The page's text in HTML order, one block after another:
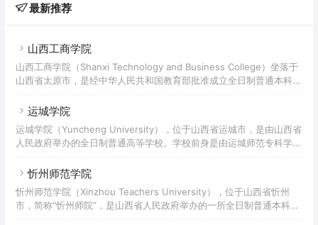
最新推荐
山西工商学院
山西工商学院（Shanxi Technology and Business College）坐落于
山西省太原市，是经中华人民共和国教育部批准成立全日制普通本科院
色学校。
运城学院
运城学院（Yuncheng University），位于山西省运城市，是由山西省
人民政府举办的全日制普通高等学校。学校前身是由运城师范专科学
校；1978年5月，运城师范专科学校首先创立；1989年12月，三校合
运城学院。2019年1月，成为山西省硕士学位授予立项建设单位。
忻州师范学院
忻州师范学院（Xinzhou Teachers University），位于山西省忻州
市，简称“忻州师院”，是山西省人民政府举办的一所全日制普通本科高